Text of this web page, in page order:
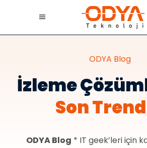
ODYA Blog
İzleme
Son
ODYA Blog * IT geek’leri için